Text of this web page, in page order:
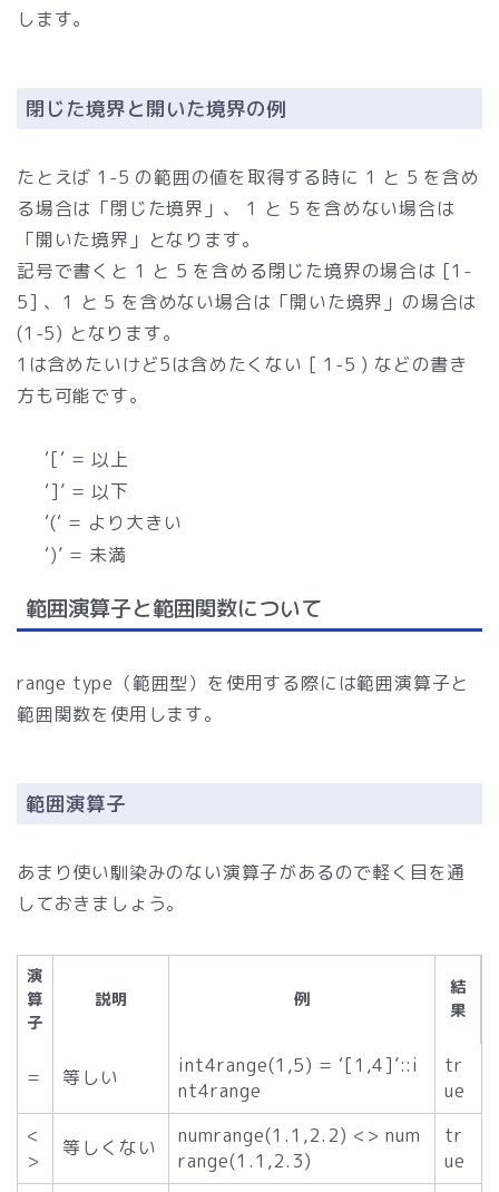
します。
閉じた境界と開いた境界の例
たとえば 1-5 の範囲の値を取得する時に 1 と 5 を含め
る場合は「閉じた境界」、 1 と 5 を含めない場合は
「開いた境界」となります。
記号で書くと 1 と 5 を含める閉じた境界の場合は [1-
5] 、1 と 5 を含めない場合は「開いた境界」の場合は
(1-5) となります。
1は含めたいけど5は含めたくない [ 1-5 ) などの書き
方も可能です。
‘[‘ = 以上
‘]’ = 以下
‘(‘ = より大きい
‘)’ = 未満
範囲演算子と範囲関数について
range type（範囲型）を使用する際には範囲演算子と
範囲関数を使用します。
範囲演算子
あまり使い馴染みのない演算子があるので軽く目を通
しておきましょう。
演
算
子
説明 例
結
果
= 等しい
int4range(1,5) = ‘[1,4]’::i
nt4range
tr
ue
<
>
等しくない
numrange(1.1,2.2) <> num
range(1.1,2.3)
tr
ue